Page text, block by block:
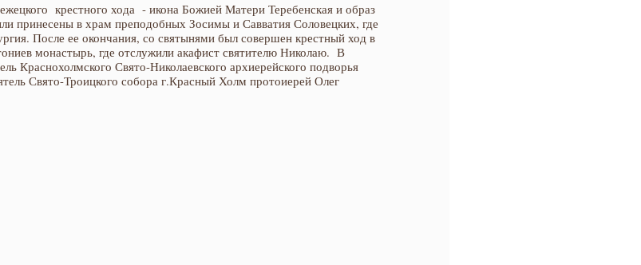
крестного хода - икона Божией Матери Теребенская и образ
принесены в храм преподобных Зосимы и Савватия Соловецких, где
После ее окончания, со святынями был совершен крестный ход в
монастырь, где отслужили акафист святителю Николаю. В
Краснохолмского Свято-Николаевского архиерейского подворья
Свято-Троицкого собора г.Красный Холм протоиерей Олег